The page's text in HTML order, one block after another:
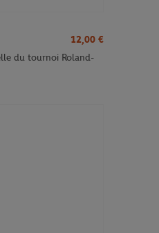
12,00 €
du tournoi Roland-